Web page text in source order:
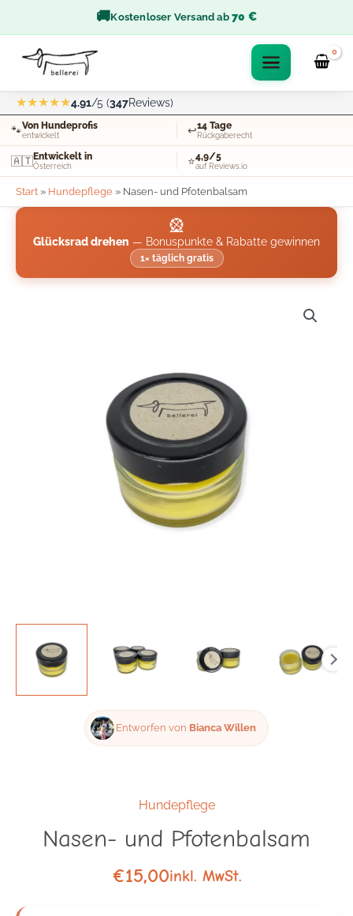
🚚Kostenloser Versand ab 70 €
Inhalt
springen
★★★★★4.91/5 (347Reviews)
🐾Von Hundeprofis
entwickelt ↩️14 Tage
Rückgaberecht
🇦🇹Entwickelt in
Österreich ⭐4,9/5
auf Reviews.io
Start » Hundepflege » Nasen- und Pfotenbalsam
🎡
Glücksrad drehen — Bonuspunkte & Rabatte gewinnen
1× täglich gratis
Entworfen von Bianca Willen
Hundepflege
Nasen- und Pfotenbalsam
€15,00inkl. MwSt.